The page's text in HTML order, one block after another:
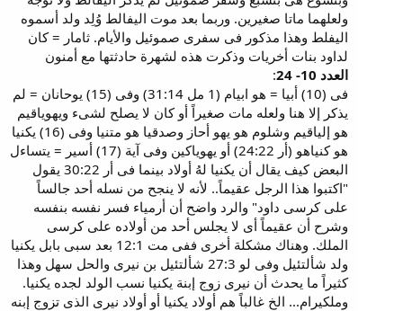
ولعلهما ماتا صغيرين. وربما بعد موت اليفالط وُلِد ولد أسموه
اليفلط وهذا مذكور فى سفرى صموئيل والأيام. ثامار = كان
لداود بنات أخريات وذكرت هذه لشهرة حادثتها مع أمنون
العدد 10- 24
:
فى (10) أبيا = هو ابيام (1 مل 31:14) وفى (15) يوحانان = لم
يذكر إلا هنا ولعله مات صغيراً أو كان لا يصلح لشىء ويهوياقيم
هو إلياقيم وشلوم هو يهو أحاز وصدقيا هو متنيا وفى (16) يكنيا
هو كنياهو (أر 24:22) أو يهوياكين وفى آية (17) أسير = يتساءل
البعض كيف يقال أن يكنيا لهُ أولاد بينما فى أر 30:22 يقول
"اكتبوا هذا الرجل عقيماً.. لأنه لا ينجح من نسله أحد جالساً
على كرسى داود" والرد واضح أن أرمياء فسر نفسه بنفسه
وشرح أن عقيماً أى لا يجلس أحد من أولاده على كرسى
الملك. وهناك مشكلة أخرى ففى مت 12:1 بعد سبى بابل يكنيا
ولد شألتئيل وفى لو 27:3 شألتئيل بن نيرى والحل سهل وهذا
كثيراً ما يحدث أن نيرى زوج إبنة يكنيا نسب الولد لجده يكنيا.
وملكيرام... الخ غالباً هم أولاد يكنيا أو أولاد نيرى الذى تزوج إبنه